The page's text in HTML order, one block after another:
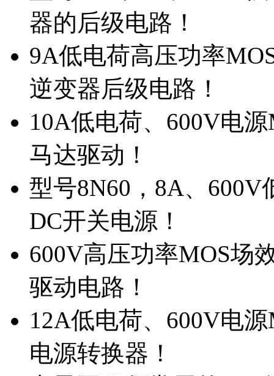
器的后级电路！
9A低电荷高压功率
逆变器后级电路！
10A低电荷、600V电
马达驱动！
型号8N60，8A、
DC开关电源！
600V高压功率MOS场
驱动电路！
12A低电荷、600V电
电源转换器！